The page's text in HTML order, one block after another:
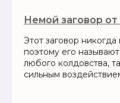
Немой заговор от
Этот заговор
поэтому его
любого колдовства,
сильным